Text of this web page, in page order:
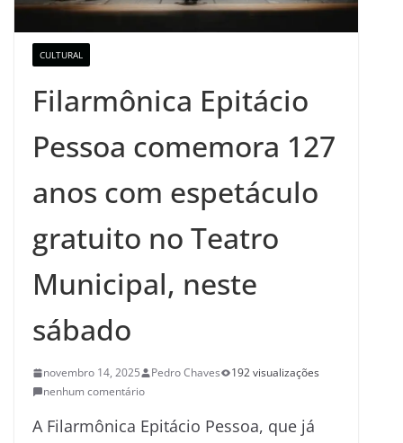
CULTURAL
Filarmônica Epitácio
Pessoa comemora 127
anos com espetáculo
gratuito no Teatro
Municipal, neste
sábado
novembro 14, 2025 Pedro Chaves
192 visualizações
nenhum comentário
A Filarmônica Epitácio Pessoa, que já